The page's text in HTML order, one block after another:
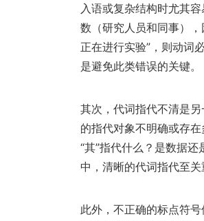
入语或复杂结构时尤其
数（研究人员和同事），
正在进行实验”，则动词
是避免此类错误的关键。
其次，代词指代不清是另
的指代对象不明确或存
“其”指代什么？是数据
中，清晰的代词指代至
此外，不正确的标点符